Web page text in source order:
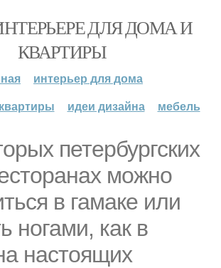
ДЛЯ ДОМА И
КВАРТИРЫ
интерьер для дома
идеи дизайна мебель
петербургских
можно
в гамаке или
ногами, как в
настоящих